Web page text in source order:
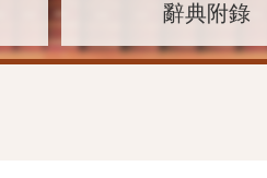
辭典附錄